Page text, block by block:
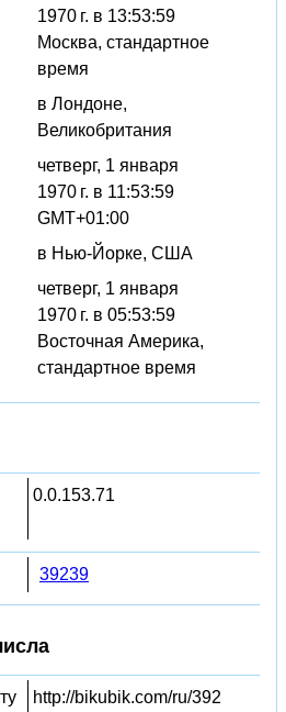
1970 г. в 13:53:59
Москва, стандартное
время
в Лондоне,
Великобритания
четверг, 1 января
1970 г. в 11:53:59
GMT+01:00
в Нью-Йорке, США
четверг, 1 января
1970 г. в 05:53:59
Восточная Америка,
стандартное время
0.0.153.71
39239
http://bikubik.com/ru/392